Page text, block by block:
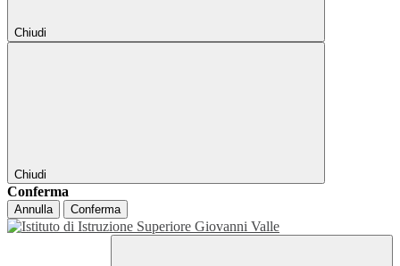
Chiudi
Chiudi
Conferma
Annulla Conferma